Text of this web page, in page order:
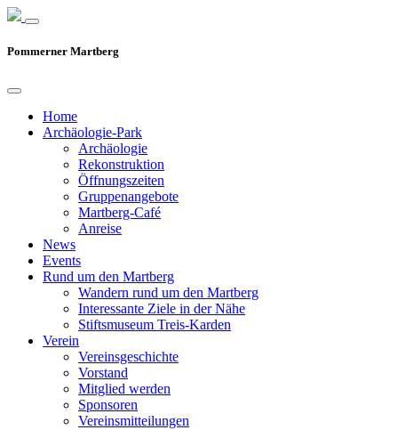
Pommerner Martberg
Home
Archäologie-Park
Archäologie
Rekonstruktion
Öffnungszeiten
Gruppenangebote
Martberg-Café
Anreise
News
Events
Rund um den Martberg
Wandern rund um den Martberg
Interessante Ziele in der Nähe
Stiftsmuseum Treis-Karden
Verein
Vereinsgeschichte
Vorstand
Mitglied werden
Sponsoren
Vereinsmitteilungen